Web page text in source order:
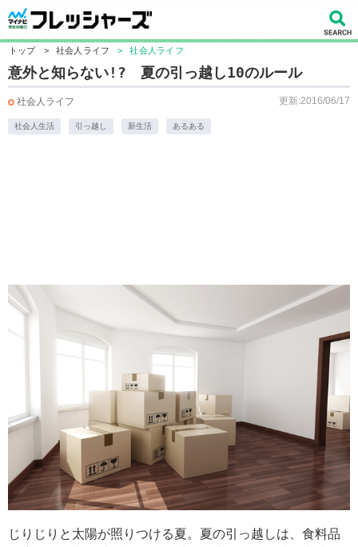
トップ > 社会人ライフ > 社会人ライフ
意外と知らない!? 夏の引っ越し10のルール
社会人ライフ 更新:2016/06/17
社会人生活 引っ越し 新生活 あるある
じりじりと太陽が照りつける夏。夏の引っ越しは、食料品